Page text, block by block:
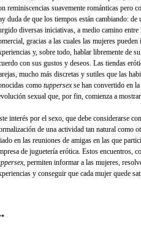
reminiscencias suavemente románticas pero
duda de que los tiempos están cambiando: de
diversas iniciativas, a medio camino
gracias a las cuales las mujeres
y, sobre todo, hablar libremente de
con sus gustos y deseos. Las tiendas
mucho más discretas y sutiles que las
como tuppersexse han convertido en la
sexual que, por fin, comienza a
interés por el sexo, que debe considerarse
de una actividad tan natural como
en las reuniones de amigas en las que
de juguetería erótica. Estos encuentros,
, permiten informar a las mujeres,
y conseguir que cada mujer quede